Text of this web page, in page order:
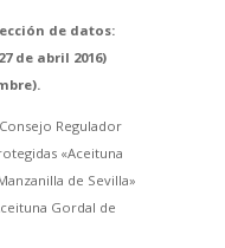
de datos:
de abril 2016)
Regulador
«Aceituna
de Sevilla»
Gordal de